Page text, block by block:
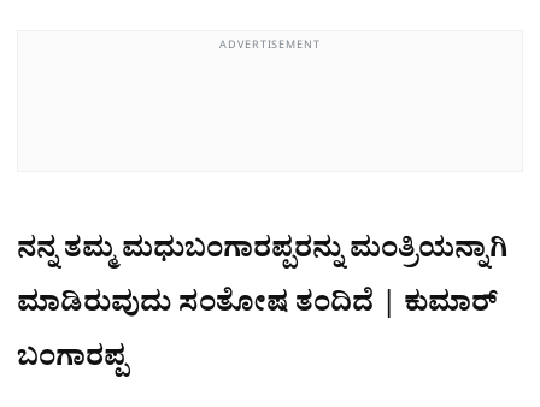
ADVERTISEMENT
ನನ್ನ ತಮ್ಮ ಮಧುಬಂಗಾರಪ್ಪರನ್ನು ಮಂತ್ರಿಯನ್ನಾಗಿ
ಮಾಡಿರುವುದು ಸಂತೋಷ ತಂದಿದೆ | ಕುಮಾರ್‌
ಬಂಗಾರಪ್ಪ